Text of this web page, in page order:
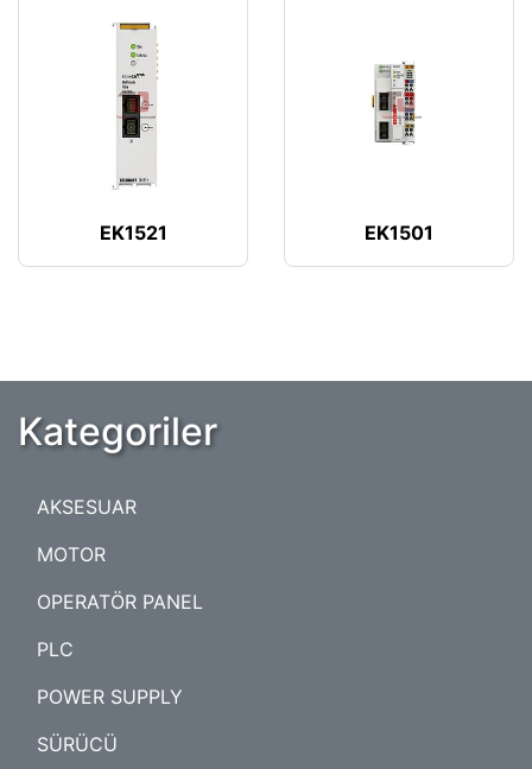
EK1521 EK1501
Kategoriler
AKSESUAR
MOTOR
OPERATÖR PANEL
PLC
POWER SUPPLY
SÜRÜCÜ